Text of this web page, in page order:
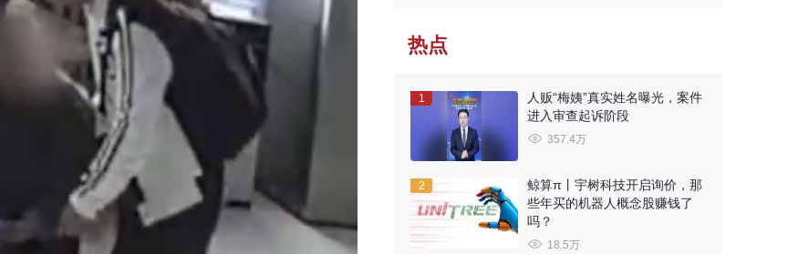
热点
1
人贩“梅姨”真实姓名曝光，案件
进入审查起诉阶段
357.4万
2
鲸算π丨宇树科技开启询价，那
些年买的机器人概念股赚钱了
吗？
18.5万